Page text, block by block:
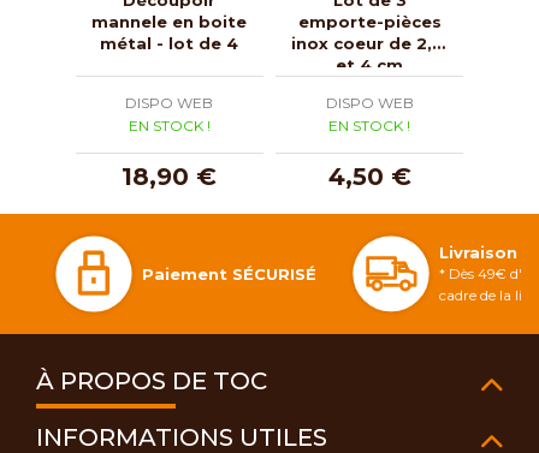
mannele en boite
métal - lot de 4
DISPO WEB
EN STOCK !
18,90 €
emporte-pièces
inox coeur de 2, 3
et 4 cm
DISPO WEB
EN STOCK !
4,50 €
Paiement SÉCURISÉ
Livraison
* Dès 49€
cadre de la
À PROPOS DE TOC
INFORMATIONS UTILES